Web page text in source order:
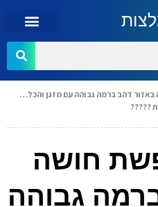
דהב ברמה גבוהה עם מזגן והכל…
?????
חושה
גבוהה